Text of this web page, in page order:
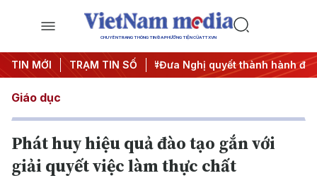
CHUYÊN TRANG THÔNG TIN ĐA PHƯƠNG TIỆN CỦA TTXVN
TIN MỚI TRẠM TIN SỐ
3 #APEC 2027 #Đưa Nghị quyết thành hành động
Giáo dục
Phát huy hiệu quả đào tạo gắn với
giải quyết việc làm thực chất